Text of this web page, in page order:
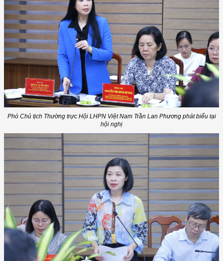
Phó Chủ tịch Thường trực Hội LHPN Việt Nam Trần Lan Phương phát biểu tại
hội nghị